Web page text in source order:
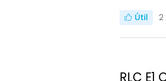
Útil 2
RLC